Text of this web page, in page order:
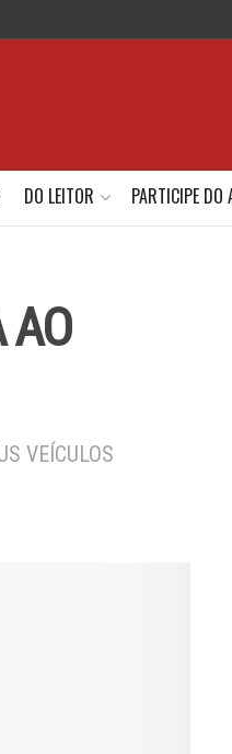
DO LEITOR PARTICIPE DO
AO
VEÍCULOS